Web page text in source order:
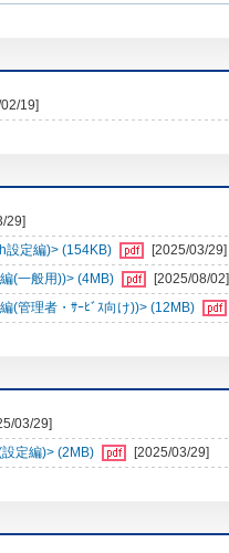
19]
29]
設定編)> (154KB)
[2025/03/29]
(一般用))> (4MB)
[2025/08/02]
(管理者・ｻｰﾋﾞｽ向け))> (12MB)
03/29]
定編)> (2MB)
[2025/03/29]